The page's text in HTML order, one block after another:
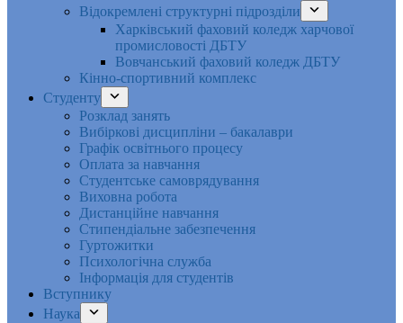
Відокремлені структурні підрозділи
Харківський фаховий коледж харчової
промисловості ДБТУ
Вовчанський фаховий коледж ДБТУ
Кінно-спортивний комплекс
Студенту
Розклад занять
Вибіркові дисципліни – бакалаври
Графік освітнього процесу
Оплата за навчання
Студентське самоврядування
Виховна робота
Дистанційне навчання
Стипендіальне забезпечення
Гуртожитки
Психологічна служба
Інформація для студентів
Вступнику
Наука